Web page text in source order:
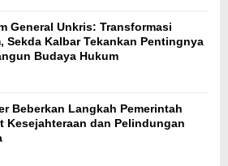
General Unkris: Transformasi
Sekda Kalbar Tekankan Pentingnya
Budaya Hukum
Beberkan Langkah Pemerintah
Kesejahteraan dan Pelindungan